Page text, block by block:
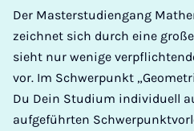
Der Masterstudiengang
zeichnet sich durch eine
sieht nur wenige
vor. Im Schwerpunkt
Du Dein Studium individuell
aufgeführten